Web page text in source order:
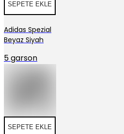
SEPETE EKLE
Adidas Spezial
Beyaz Siyah
5 garson
SEPETE EKLE